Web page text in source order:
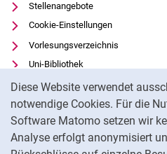
Diese Website verwendet
notwendige Cookies. Für die
Software Matomo setzen wir
Analyse erfolgt anonymisiert
Stellenangebote
Cookie-Einstellungen
Vorlesungsverzeichnis
Uni-Bibliothek
Moodle
Panopto
Datenschutz
Barrierefreiheit